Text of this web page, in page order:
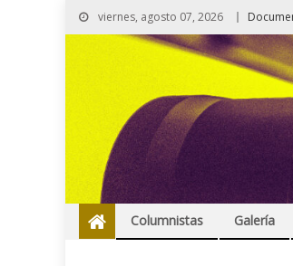
viernes, agosto 07, 2026
Columnistas Galería